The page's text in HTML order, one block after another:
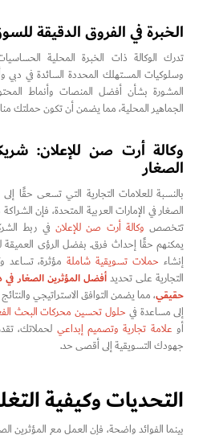
الخبرة في الفروق الدقيقة
تدرك الوكالة ذات الخبرة المحلية
وسلوكيات المستهلك المحددة السائدة في دبي
المشورة بشأن أفضل المنصات وأنماط
الجماهير المحلية، مما يضمن أن تكون حملتك
وكالة أرت صن للإعلان:
الصغار
بالنسبة للعلامات التجارية التي تسعى حقًا إلى
الصغار في الإمارات العربية المتحدة، فإن
تتخصص وكالة أرت صن للإعلان في ربط
يمكنهم حقًا إحداث فرق. بفضل الرؤى
إنشاء حملات تسويقية شاملةمؤثرة، تساعد
التجارية على تحديدأفضل المؤثرين الصغار في
حقيقي، مما يضمن التوافق الاستراتيجي
إلى مساعدة في حلول تحسين محركات البحث
أو علامة تجارية وتصميم إبداعي
جهودك التسويقية إلى أقصى حد.
التحديات وكيفية
بينما الفوائد واضحة، فإن العمل مع المؤثرين